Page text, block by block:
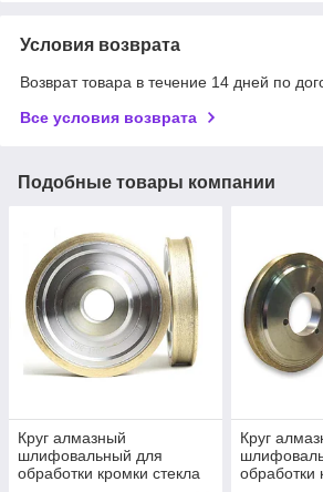
Условия возврата
Возврат товара в течение 14 дней по
Все условия возврата
Подобные товары компании
Круг алмазный
шлифовальный для
обработки кромки стекла
Круг
обработки